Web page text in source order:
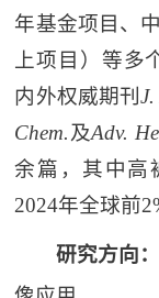
年基金项目、
上项目）等多
内外权威期刊J.
Chem.及Adv.
余篇，其中高
2024年全球前
研究方向：